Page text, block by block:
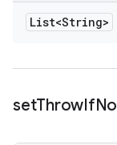
List<String>
setThrowIfNo